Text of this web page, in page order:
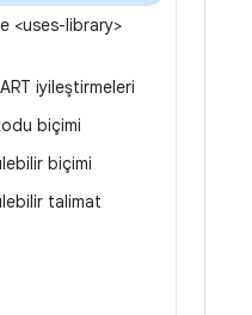
<uses-library>
iyileştirmeleri
biçimi
biçimi
talimat